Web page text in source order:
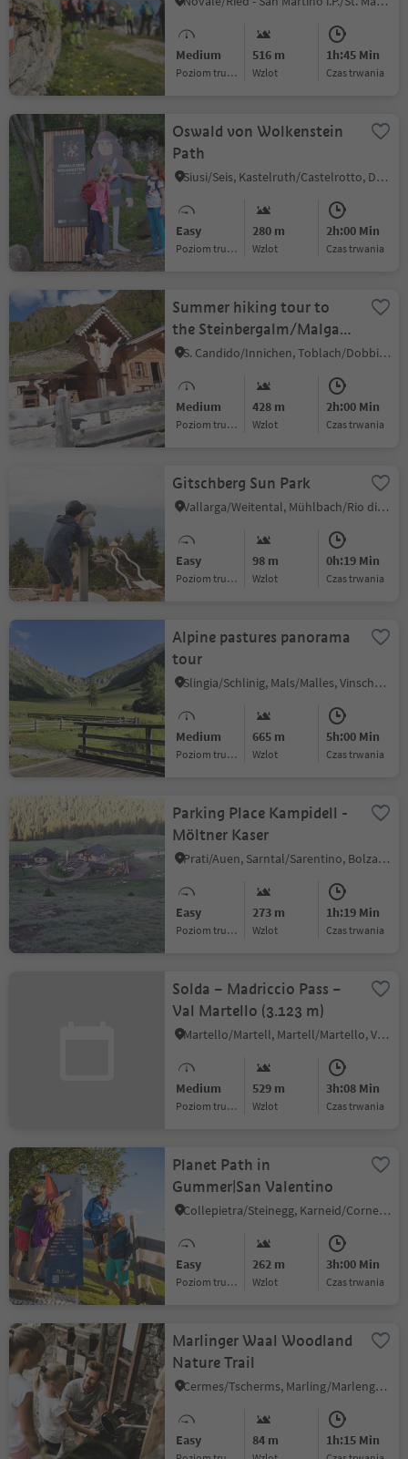
Medium
Poziom trudności
516 m
Wzlot
1h:45 Min
czas trwania
Oswald von Wolkenstein
Path
Siusi/Seis, Kastelruth/Castelrotto, Dolomites Region Seiser Alm
Easy
Poziom trudności
280 m
Wzlot
2h:00 Min
czas trwania
Summer hiking tour to
the Steinbergalm/Malga
Steinberg hut with view of
S. Candido/Innichen, Toblach/Dobbiaco, Dolomites Region 3 Zinnen
Medium
Poziom trudności
428 m
Wzlot
2h:00 Min
czas trwania
Gitschberg Sun Park
Vallarga/Weitental, Mühlbach/Rio di Pusteria, Brixen/Bressanone and environs
Easy
Poziom trudności
98 m
Wzlot
0h:19 Min
czas trwania
Alpine pastures panorama
tour
Slingia/Schlinig, Mals/Malles, Vinschgau/Val Venosta
Medium
Poziom trudności
665 m
Wzlot
5h:00 Min
czas trwania
Parking Place Kampidell -
Möltner Kaser
Prati/Auen, Sarntal/Sarentino, Bolzano/Bozen and environs
Easy
Poziom trudności
273 m
Wzlot
1h:19 Min
czas trwania
Solda – Madriccio Pass –
Val Martello (3.123 m)
Martello/Martell, Martell/Martello, Vinschgau/Val Venosta
Medium
Poziom trudności
529 m
Wzlot
3h:08 Min
czas trwania
Planet Path in
Gummer|San Valentino
Collepietra/Steinegg, Karneid/Cornedo all'Isarco, Dolomites Region Eggental
Easy
Poziom trudności
262 m
Wzlot
3h:00 Min
czas trwania
Marlinger Waal Woodland
Nature Trail
Cermes/Tscherms, Marling/Marlengo, Meran/Merano and environs
Easy 84 m 1h:15 Min